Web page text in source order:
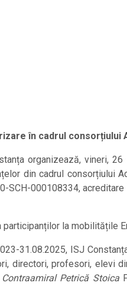
în cadrul
organizează, vineri,
din cadrul consorțiului
SCH-000108334,
participanților la
31.08.2025, ISJ
directori, profesori, elevi
Contraamiral Petrică Stoica